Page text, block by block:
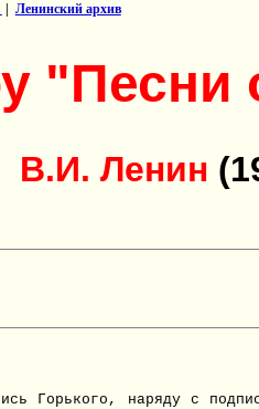
Ленинский архив
"Песни
В.И. Ленин
Горького, наряду с